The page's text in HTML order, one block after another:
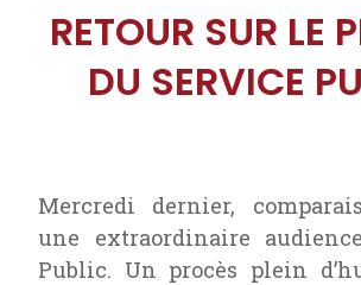
RETOUR SUR LE
DU SERVICE
Mercredi dernier,
une extraordinaire
Public. Un procès plein